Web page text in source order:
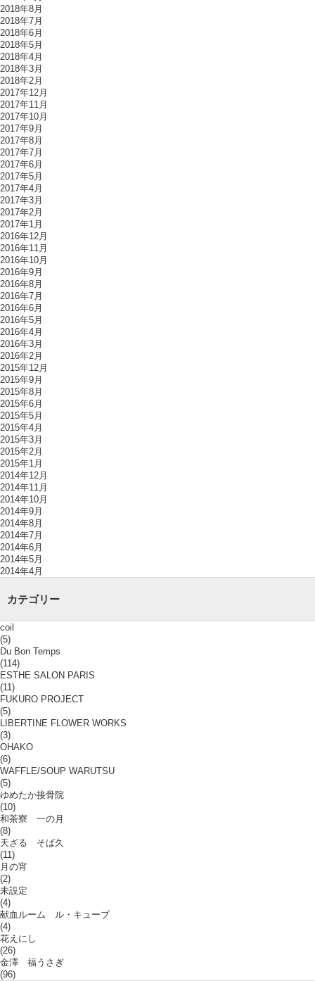
2018年8月
2018年7月
2018年6月
2018年5月
2018年4月
2018年3月
2018年2月
2017年12月
2017年11月
2017年10月
2017年9月
2017年8月
2017年7月
2017年6月
2017年5月
2017年4月
2017年3月
2017年2月
2017年1月
2016年12月
2016年11月
2016年10月
2016年9月
2016年8月
2016年7月
2016年6月
2016年5月
2016年4月
2016年3月
2016年2月
2015年12月
2015年9月
2015年8月
2015年6月
2015年5月
2015年4月
2015年3月
2015年2月
2015年1月
2014年12月
2014年11月
2014年10月
2014年9月
2014年8月
2014年7月
2014年6月
2014年5月
2014年4月
カテゴリー
coil
(5)
Du Bon Temps
(114)
ESTHE SALON PARIS
(11)
FUKURO PROJECT
(5)
LIBERTINE FLOWER WORKS
(3)
OHAKO
(6)
WAFFLE/SOUP WARUTSU
(5)
ゆめたか接骨院
(10)
和茶寮 一の月
(8)
天ざる そば久
(11)
月の宵
(2)
未設定
(4)
献血ルーム ル・キューブ
(4)
花えにし
(26)
金澤 福うさぎ
(96)